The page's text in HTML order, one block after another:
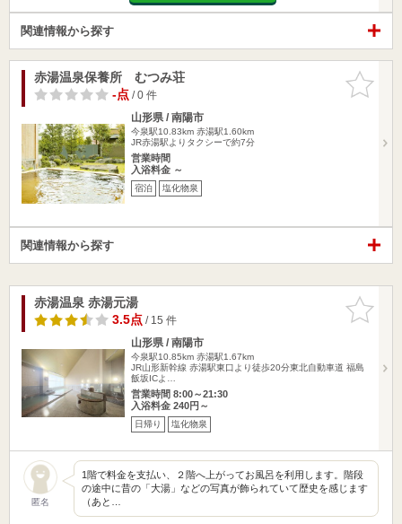
関連情報から探す
お気に入
りに追加
赤湯温泉保養所 むつみ荘
-点/ 0 件
山形県 / 南陽市
今泉駅10.83km 赤湯駅1.60km
JR赤湯駅よりタクシーで約7分
営業時間
入浴料金 ～
宿泊 塩化物泉
関連情報から探す
お気に入
りに追加
赤湯温泉 赤湯元湯
3.5点/ 15 件
山形県 / 南陽市
今泉駅10.85km 赤湯駅1.67km
JR山形新幹線 赤湯駅東口より徒歩20分東北自動車道 福島
飯坂ICよ…
営業時間 8:00～21:30
入浴料金 240円～
日帰り 塩化物泉
匿名
1階で料金を支払い、２階へ上がってお風呂を利用します。階段
の途中に昔の「大湯」などの写真が飾られていて歴史を感じます
（あと…